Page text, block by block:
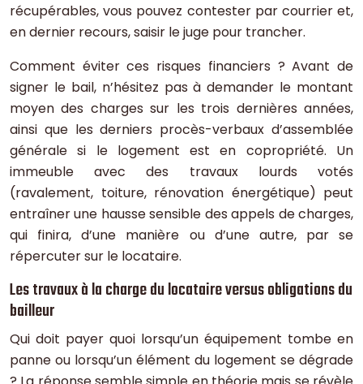
récupérables, vous pouvez contester par courrier et,
en dernier recours, saisir le juge pour trancher.
Comment éviter ces risques financiers ? Avant de
signer le bail, n’hésitez pas à demander le montant
moyen des charges sur les trois dernières années,
ainsi que les derniers procès-verbaux d’assemblée
générale si le logement est en copropriété. Un
immeuble avec des travaux lourds votés
(ravalement, toiture, rénovation énergétique) peut
entraîner une hausse sensible des appels de charges,
qui finira, d’une manière ou d’une autre, par se
répercuter sur le locataire.
Les travaux à la charge du locataire versus obligations du
bailleur
Qui doit payer quoi lorsqu’un équipement tombe en
panne ou lorsqu’un élément du logement se dégrade